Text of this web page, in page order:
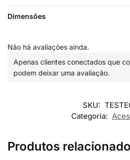
Dimensões
Não há avaliações ainda.
Apenas clientes conectados que
podem deixar uma avaliação.
SKU:
Categoria:
Produtos